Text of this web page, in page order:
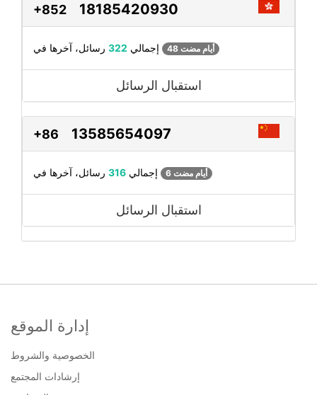
+852 18185420930
إجمالي 322 48 أيام مضت
استقبال الرسائل
+86 13585654097
إجمالي 316 6 أيام مضت
استقبال الرسائل
إدارة الموقع
الخصوصية والشروط
إرشادات المجتمع